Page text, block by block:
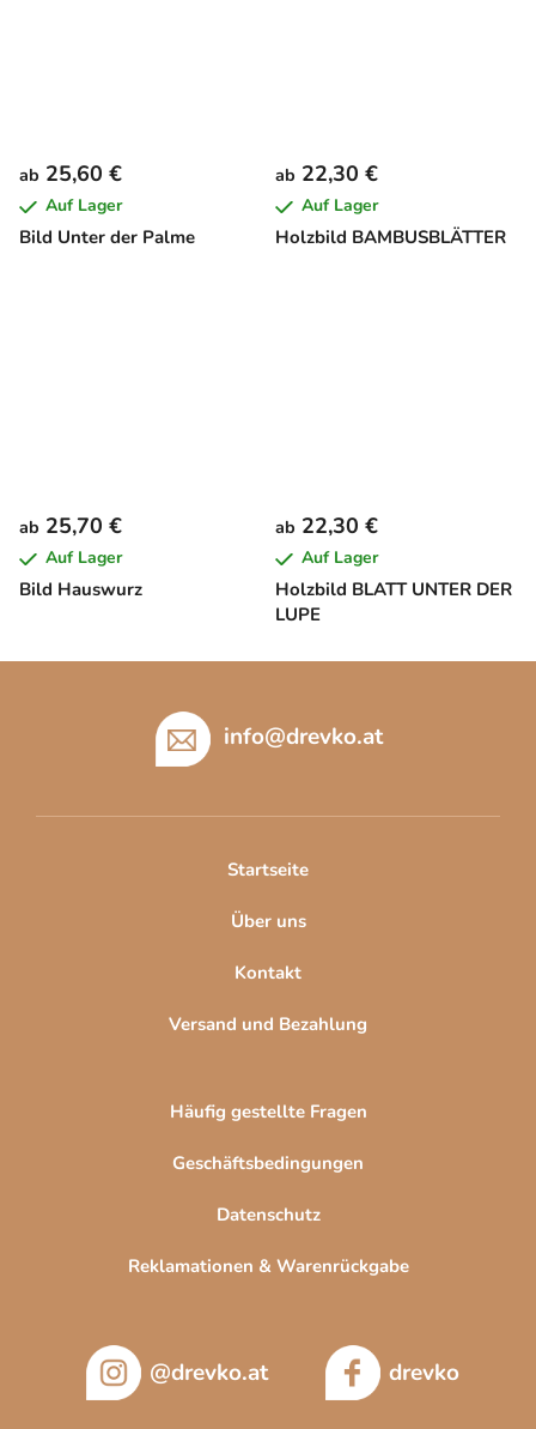
Bild Unter der Palme
ab 25,60 €
Auf Lager
Holzbild BAMBUSBLÄTTER
ab 22,30 €
Auf Lager
Bild Hauswurz
ab 25,70 €
Auf Lager
Holzbild BLATT UNTER DER
LUPE
ab 22,30 €
Auf Lager
info@drevko.at
Startseite
Über uns
Kontakt
Versand und Bezahlung
Häufig gestellte Fragen
Geschäftsbedingungen
Datenschutz
Reklamationen & Warenrückgabe
@drevko.at drevko